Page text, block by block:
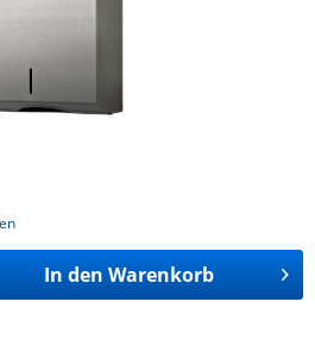
In den Warenkorb